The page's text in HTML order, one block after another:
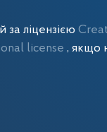
за ліцензією
license , якщо